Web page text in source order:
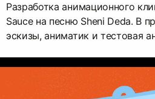
Разработка анимационного
Sauce на песню Sheni Deda. В
эскизы, аниматик и тестовая